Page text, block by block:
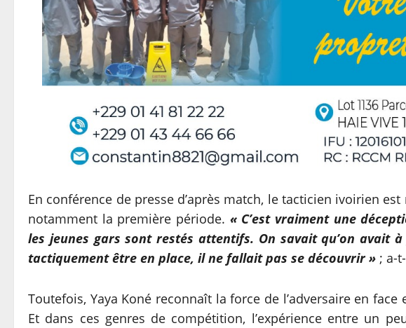
En conférence de presse d’après match, le tacticien ivoirien
notamment la première période. « C’est vraiment une
les jeunes gars sont restés attentifs. On savait qu’on avait
tactiquement être en place, il ne fallait pas se découvrir » ; a-
Toutefois, Yaya Koné reconnaît la force de l’adversaire en
Et dans ces genres de compétition, l’expérience entre un